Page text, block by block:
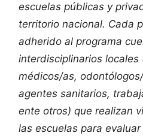
escuelas públicas y
territorio nacional. Cada
adherido al programa
interdisciplinarios locales
médicos/as,
agentes sanitarios,
ente otros) que realizan
las escuelas para